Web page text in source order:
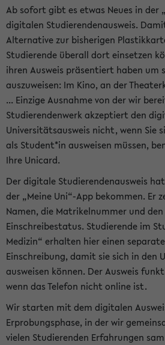
Ab sofort gibt es etwas Neues in der
digitalen Studierendenausweis.
Alternative zur bisherigen
Studierende überall dort einsetzen
ihren Ausweis präsentiert haben um
auszuweisen: Im Kino, an der
... Einzige Ausnahme von der wir
Studierendenwerk akzeptiert den
Universitätsausweis nicht, wenn Sie
als Student*in ausweisen müssen,
Ihre Unicard.
Der digitale Studierendenausweis
der „Meine Uni“-App bekommen. Er
Namen, die Matrikelnummer und
Einschreibestatus. Studierende im
Medizin“ erhalten hier einen
Einschreibung, damit sie sich in den
ausweisen können. Der Ausweis
wenn das Telefon nicht online ist.
Wir starten mit dem digitalen
Erprobungsphase, in der wir
vielen Studierenden Erfahrungen